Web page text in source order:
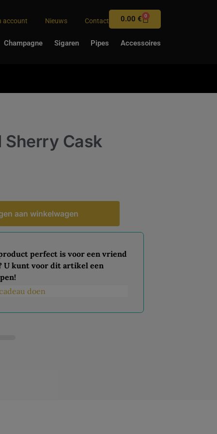
account Nieuws Contact 0.00€ 0
Champagne Sigaren Pipes Accessoires
Sherry Cask
aan winkelwagen
perfect is voor een vriend
U kunt voor dit artikel een
doen